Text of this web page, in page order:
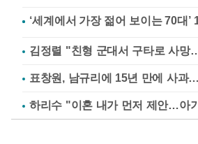
김정렬 "친형 군대서 구타로 사망
표창원, 남규리에 15년 만에 사과
하리수 "이혼 내가 먼저 제안…아